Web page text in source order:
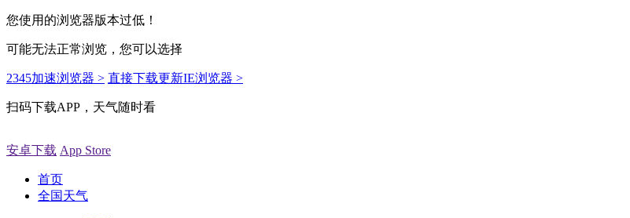
您使用的浏览器版本过低！
可能无法正常浏览，您可以选择
2345加速浏览器 > 直接下载更新IE浏览器 >
扫码下载APP，天气随时看
安卓下载 App Store
首页
全国天气